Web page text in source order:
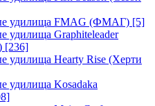
удилища FMAG (ФМАГ) [5]
удилища Graphiteleader
[236]
удилища Hearty Rise (Херти
удилища Kosadaka